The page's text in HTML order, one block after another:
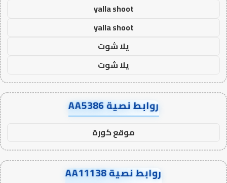
yalla shoot
yalla shoot
يلا شوت
يلا شوت
روابط نصية AA5386
موقع كورة
روابط نصية AA11138